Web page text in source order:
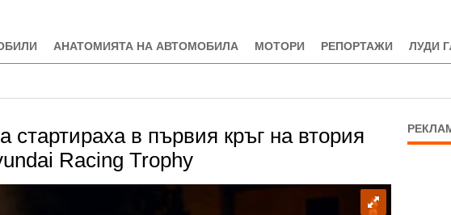
АНАТОМИЯТА НА АВТОМОБИЛА МОТОРИ РЕПОРТАЖИ ЛУДИ
стартираха в първия кръг на втория
Racing Trophy